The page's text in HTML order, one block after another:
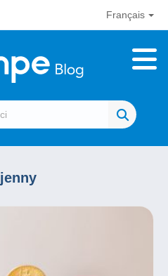
Français